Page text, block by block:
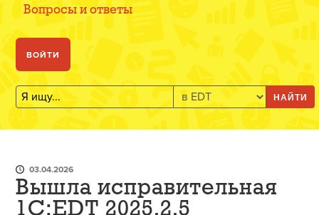
Вопросы и ответы
ВОЙТИ
НАЙТИ
03.04.2026
Вышла исправительная
1C:EDT 2025.2.5